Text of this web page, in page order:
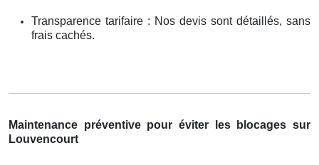
Transparence tarifaire : Nos devis sont détaillés, sans
frais cachés.
Maintenance préventive pour éviter les blocages sur
Louvencourt